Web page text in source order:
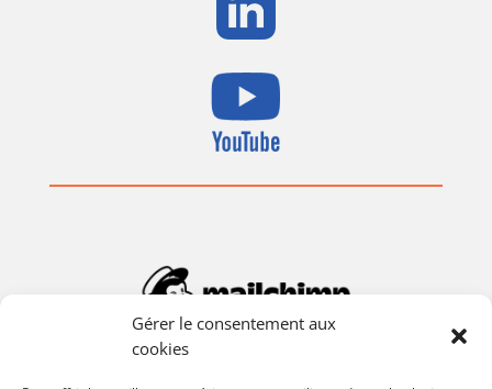
Gérer le consentement aux
cookies